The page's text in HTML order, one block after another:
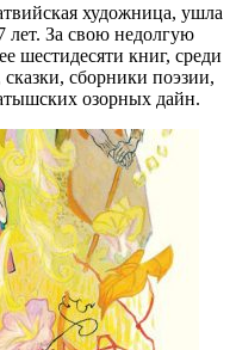
художница, ушла
лет. За свою недолгую
шестидесяти книг, среди
сборники поэзии,
озорных дайн.